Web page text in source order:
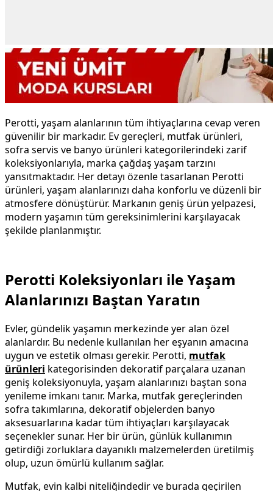
Perotti, yaşam alanlarının tüm ihtiyaçlarına cevap veren
güvenilir bir markadır. Ev gereçleri, mutfak ürünleri,
sofra servis ve banyo ürünleri kategorilerindeki zarif
koleksiyonlarıyla, marka çağdaş yaşam tarzını
yansıtmaktadır. Her detayı özenle tasarlanan Perotti
ürünleri, yaşam alanlarınızı daha konforlu ve düzenli bir
atmosfere dönüştürür. Markanın geniş ürün yelpazesi,
modern yaşamın tüm gereksinimlerini karşılayacak
şekilde planlanmıştır.
Perotti Koleksiyonları ile Yaşam
Alanlarınızı Baştan Yaratın
Evler, gündelik yaşamın merkezinde yer alan özel
alanlardır. Bu nedenle kullanılan her eşyanın amacına
uygun ve estetik olması gerekir. Perotti, mutfak
ürünleri kategorisinden dekoratif parçalara uzanan
geniş koleksiyonuyla, yaşam alanlarınızı baştan sona
yenileme imkanı tanır. Marka, mutfak gereçlerinden
sofra takımlarına, dekoratif objelerden banyo
aksesuarlarına kadar tüm ihtiyaçları karşılayacak
seçenekler sunar. Her bir ürün, günlük kullanımın
getirdiği zorluklara dayanıklı malzemelerden üretilmiş
olup, uzun ömürlü kullanım sağlar.
Mutfak, evin kalbi niteliğindedir ve burada geçirilen